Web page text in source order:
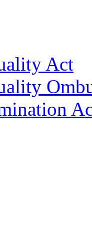
Act